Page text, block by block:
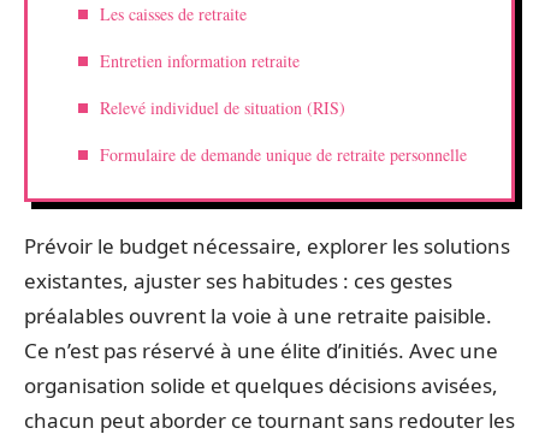
Les caisses de retraite
Entretien information retraite
Relevé individuel de situation (RIS)
Formulaire de demande unique de retraite personnelle
Prévoir le budget nécessaire, explorer les solutions
existantes, ajuster ses habitudes : ces gestes
préalables ouvrent la voie à une retraite paisible.
Ce n’est pas réservé à une élite d’initiés. Avec une
organisation solide et quelques décisions avisées,
chacun peut aborder ce tournant sans redouter les